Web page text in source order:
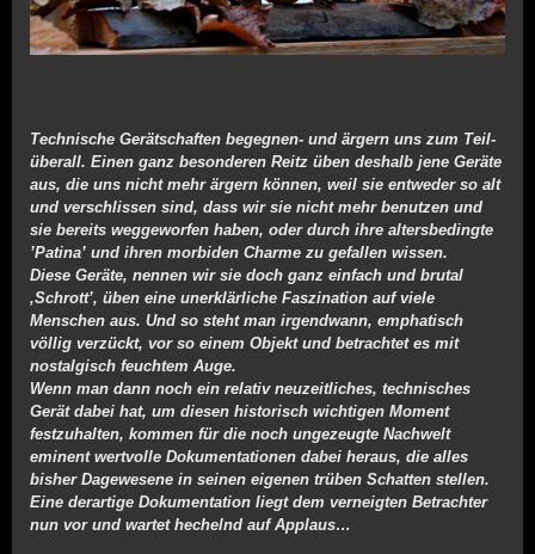
Technische Gerätschaften begegnen- und ärgern uns zum Teil-
überall. Einen ganz besonderen Reitz üben deshalb jene Geräte
aus, die uns nicht mehr ärgern können, weil sie entweder so alt
und verschlissen sind, dass wir sie nicht mehr benutzen und
sie bereits weggeworfen haben, oder durch ihre altersbedingte
’Patina’ und ihren morbiden Charme zu gefallen wissen.
Diese Geräte, nennen wir sie doch ganz einfach und brutal
‚Schrott’, üben eine unerklärliche Faszination auf viele
Menschen aus. Und so steht man irgendwann, emphatisch
völlig verzückt, vor so einem Objekt und betrachtet es mit
nostalgisch feuchtem Auge.
Wenn man dann noch ein relativ neuzeitliches, technisches
Gerät dabei hat, um diesen historisch wichtigen Moment
festzuhalten, kommen für die noch ungezeugte Nachwelt
eminent wertvolle Dokumentationen dabei heraus, die alles
bisher Dagewesene in seinen eigenen trüben Schatten stellen.
Eine derartige Dokumentation liegt dem verneigten Betrachter
nun vor und wartet hechelnd auf Applaus…